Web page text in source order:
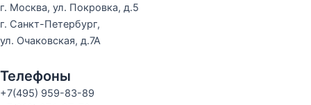
г. Москва, ул. Покровка, д.5
г. Санкт-Петербург,
ул. Очаковская, д.7А
Телефоны
+7(495) 959-83-89